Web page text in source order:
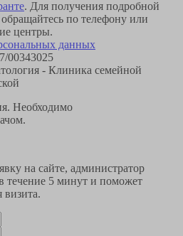
. Для получения подробной
по телефону или
центры.
данных
00343025
- Клиника семейной
Необходимо
на сайте, администратор
течение 5 минут и поможет
визита.